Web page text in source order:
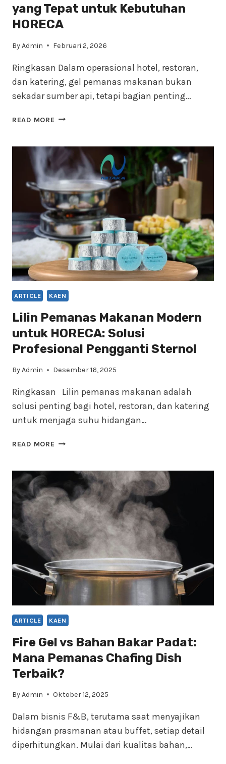
yang Tepat untuk Kebutuhan
HORECA
ByAdmin Februari 2, 2026
Ringkasan Dalam operasional hotel, restoran,
dan katering, gel pemanas makanan bukan
sekadar sumber api, tetapi bagian penting…
READ MORE MEMILIH
MAKANAN
TEPAT
UNTUK
KEBUTUHAN
HORECA
ARTICLE KAEN
Lilin Pemanas Makanan Modern
untuk HORECA: Solusi
Profesional Pengganti Sternol
ByAdmin Desember 16, 2025
Ringkasan Lilin pemanas makanan adalah
solusi penting bagi hotel, restoran, dan katering
untuk menjaga suhu hidangan…
READ MORE LILIN
MODERN
UNTUK
HORECA:
SOLUSI
PROFESIONAL
PENGGANTI
STERNOL
ARTICLE KAEN
Fire Gel vs Bahan Bakar Padat:
Mana Pemanas Chafing Dish
Terbaik?
ByAdmin Oktober 12, 2025
Dalam bisnis F&B, terutama saat menyajikan
hidangan prasmanan atau buffet, setiap detail
diperhitungkan. Mulai dari kualitas bahan,…